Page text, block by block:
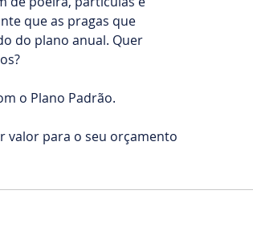
que as pragas que
do plano anual. Quer
o Plano Padrão.
valor para o seu orçamento